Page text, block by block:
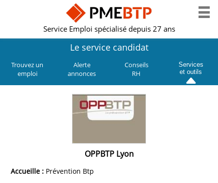
Service Emploi spécialisé depuis 27 ans
Le service candidat
Trouvez un
emploi
Alerte
annonces
Conseils
RH
Services
et outils
OPPBTP Lyon
Accueille : Prévention Btp